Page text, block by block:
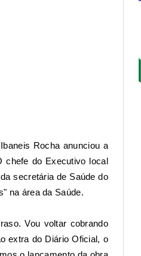
Rocha anunciou a
chefe do Executivo local
secretária de Saúde do
na área da Saúde.
Vou voltar cobrando
extra do Diário Oficial, o